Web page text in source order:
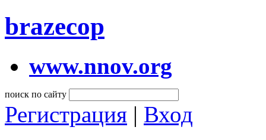
brazecop
www.nnov.org
поиск по сайту
Регистрация | Вход